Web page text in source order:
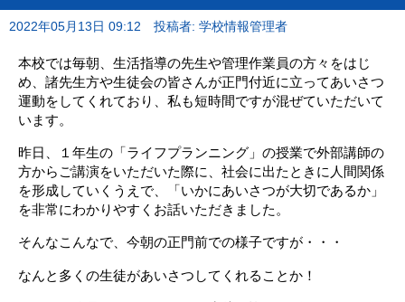
2022年05月13日 09:12 投稿者: 学校情報管理者
本校では毎朝、生活指導の先生や管理作業員の方々をはじ
め、諸先生方や生徒会の皆さんが正門付近に立ってあいさつ
運動をしてくれており、私も短時間ですが混ぜていただいて
います。
昨日、１年生の「ライフプランニング」の授業で外部講師の
方からご講演をいただいた際に、社会に出たときに人間関係
を形成していくうえで、「いかにあいさつが大切であるか」
を非常にわかりやすくお話いただきました。
そんなこんなで、今朝の正門前での様子ですが・・・
なんと多くの生徒があいさつしてくれることか！